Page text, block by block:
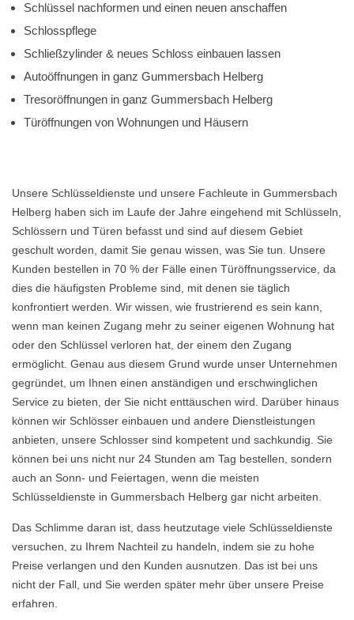
Schlüssel nachformen und einen neuen anschaffen
Schlosspflege
Schließzylinder & neues Schloss einbauen lassen
Autoöffnungen in ganz Gummersbach Helberg
Tresoröffnungen in ganz Gummersbach Helberg
Türöffnungen von Wohnungen und Häusern
Unsere Schlüsseldienste und unsere Fachleute in Gummersbach
Helberg haben sich im Laufe der Jahre eingehend mit Schlüsseln,
Schlössern und Türen befasst und sind auf diesem Gebiet
geschult worden, damit Sie genau wissen, was Sie tun. Unsere
Kunden bestellen in 70 % der Fälle einen Türöffnungsservice, da
dies die häufigsten Probleme sind, mit denen sie täglich
konfrontiert werden. Wir wissen, wie frustrierend es sein kann,
wenn man keinen Zugang mehr zu seiner eigenen Wohnung hat
oder den Schlüssel verloren hat, der einem den Zugang
ermöglicht. Genau aus diesem Grund wurde unser Unternehmen
gegründet, um Ihnen einen anständigen und erschwinglichen
Service zu bieten, der Sie nicht enttäuschen wird. Darüber hinaus
können wir Schlösser einbauen und andere Dienstleistungen
anbieten, unsere Schlosser sind kompetent und sachkundig. Sie
können bei uns nicht nur 24 Stunden am Tag bestellen, sondern
auch an Sonn- und Feiertagen, wenn die meisten
Schlüsseldienste in Gummersbach Helberg gar nicht arbeiten.
Das Schlimme daran ist, dass heutzutage viele Schlüsseldienste
versuchen, zu Ihrem Nachteil zu handeln, indem sie zu hohe
Preise verlangen und den Kunden ausnutzen. Das ist bei uns
nicht der Fall, und Sie werden später mehr über unsere Preise
erfahren.